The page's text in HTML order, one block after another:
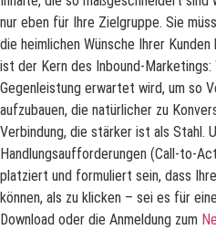
nur eben für Ihre Zielgruppe. Sie
die heimlichen Wünsche Ihrer
ist der Kern des Inbound-
Gegenleistung erwartet wird, um so
aufzubauen, die natürlicher zu
Verbindung, die stärker ist als Stahl.
Handlungsaufforderungen (Call-to-
platziert und formuliert sein, dass
können, als zu klicken – sei es für
Download oder die Anmeldung zum